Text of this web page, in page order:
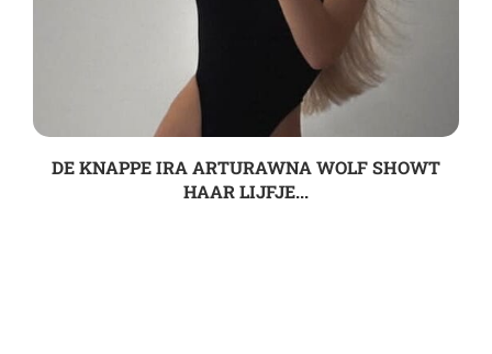
DE KNAPPE IRA ARTURAWNA WOLF SHOWT
HAAR LIJFJE...